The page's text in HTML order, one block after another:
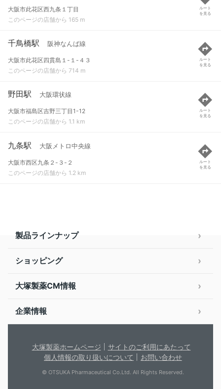
大阪市此花区西九条１丁目
このページの店舗から 165 m
ルート
を見る
千鳥橋駅 阪神なんば線
大阪市此花区四貫島１-１-４３
このページの店舗から 714 m
ルート
を見る
野田駅 大阪環状線
大阪市福島区吉野三丁目1-12
このページの店舗から 1.1 km
ルート
を見る
九条駅 大阪メトロ中央線
大阪市西区九条２-３-２
このページの店舗から 1.2 km
ルート
を見る
製品ラインナップ
ショッピング
大塚製薬CM情報
企業情報
大塚製薬ホームページ
サイトのご利用にあたって
個人情報の取り扱いについて
お問い合わせ
© OTSUKA Pharmaceutical Co.Ltd. All Rights Reserved.